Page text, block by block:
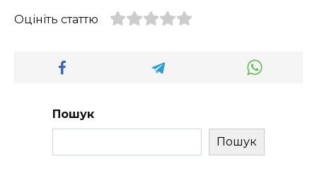
Оцініть статтю
Пошук
Пошук